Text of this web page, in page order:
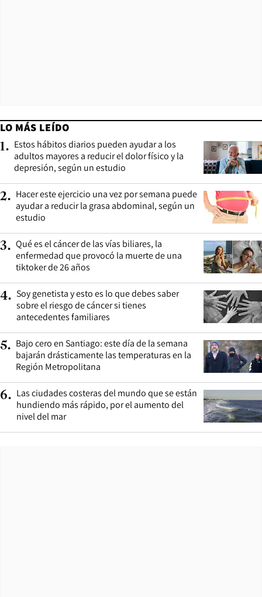
LO MÁS LEÍDO
1. Estos hábitos diarios pueden ayudar a los
adultos mayores a reducir el dolor físico y la
depresión, según un estudio
2. Hacer este ejercicio una vez por semana puede
ayudar a reducir la grasa abdominal, según un
estudio
3. Qué es el cáncer de las vías biliares, la
enfermedad que provocó la muerte de una
tiktoker de 26 años
4. Soy genetista y esto es lo que debes saber
sobre el riesgo de cáncer si tienes
antecedentes familiares
5. Bajo cero en Santiago: este día de la semana
bajarán drásticamente las temperaturas en la
Región Metropolitana
6. Las ciudades costeras del mundo que se están
hundiendo más rápido, por el aumento del
nivel del mar